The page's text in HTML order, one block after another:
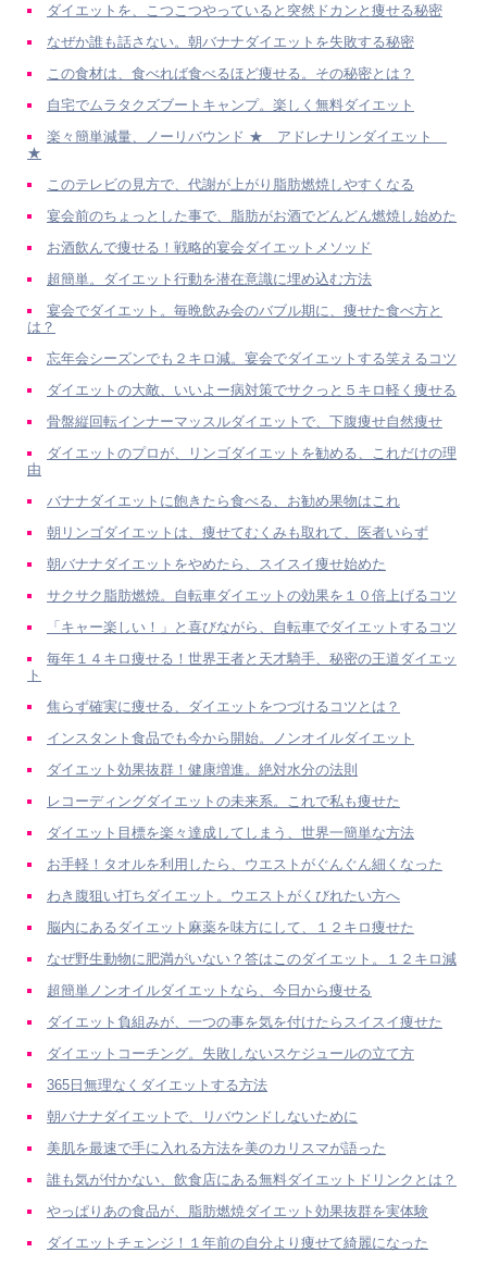
ダイエットを、こつこつやっていると突然ドカンと痩せる秘密
なぜか誰も話さない。朝バナナダイエットを失敗する秘密
この食材は、食べれば食べるほど痩せる。その秘密とは？
自宅でムラタクズブートキャンプ。楽しく無料ダイエット
楽々簡単減量、ノーリバウンド ★ アドレナリンダイエット
★
このテレビの見方で、代謝が上がり脂肪燃焼しやすくなる
宴会前のちょっとした事で、脂肪がお酒でどんどん燃焼し始めた
お酒飲んで痩せる！戦略的宴会ダイエットメソッド
超簡単。ダイエット行動を潜在意識に埋め込む方法
宴会でダイエット。毎晩飲み会のバブル期に、痩せた食べ方と
は？
忘年会シーズンでも２キロ減。宴会でダイエットする笑えるコツ
ダイエットの大敵、いいよー病対策でサクっと５キロ軽く痩せる
骨盤縦回転インナーマッスルダイエットで、下腹痩せ自然痩せ
ダイエットのプロが、リンゴダイエットを勧める、これだけの理
由
バナナダイエットに飽きたら食べる、お勧め果物はこれ
朝リンゴダイエットは、痩せてむくみも取れて、医者いらず
朝バナナダイエットをやめたら、スイスイ痩せ始めた
サクサク脂肪燃焼。自転車ダイエットの効果を１０倍上げるコツ
「キャー楽しい！」と喜びながら、自転車でダイエットするコツ
毎年１４キロ痩せる！世界王者と天才騎手、秘密の王道ダイエッ
ト
焦らず確実に痩せる、ダイエットをつづけるコツとは？
インスタント食品でも今から開始。ノンオイルダイエット
ダイエット効果抜群！健康増進。絶対水分の法則
レコーディングダイエットの未来系。これで私も痩せた
ダイエット目標を楽々達成してしまう、世界一簡単な方法
お手軽！タオルを利用したら、ウエストがぐんぐん細くなった
わき腹狙い打ちダイエット。ウエストがくびれたい方へ
脳内にあるダイエット麻薬を味方にして、１２キロ痩せた
なぜ野生動物に肥満がいない？答はこのダイエット。１２キロ減
超簡単ノンオイルダイエットなら、今日から痩せる
ダイエット負組みが、一つの事を気を付けたらスイスイ痩せた
ダイエットコーチング。失敗しないスケジュールの立て方
365日無理なくダイエットする方法
朝バナナダイエットで、リバウンドしないために
美肌を最速で手に入れる方法を美のカリスマが語った
誰も気が付かない、飲食店にある無料ダイエットドリンクとは？
やっぱりあの食品が、脂肪燃焼ダイエット効果抜群を実体験
ダイエットチェンジ！１年前の自分より痩せて綺麗になった